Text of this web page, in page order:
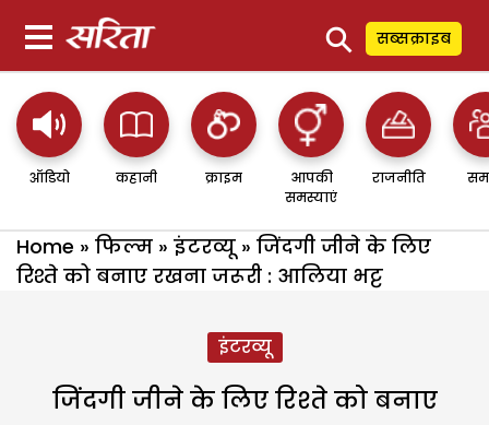
⚲ सब्सक्राइब
ऑडियो कहानी क्राइम
आपकी
समस्याएं
राजनीति
Home » फिल्म » इंटरव्यू» जिंदगी जीने के लिए
रिश्ते को बनाए रखना जरूरी : आलिया भट्ट
इंटरव्यू
जिंदगी जीने के लिए रिश्ते को बनाए